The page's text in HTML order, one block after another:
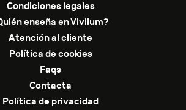
Condiciones legales
enseña en Vivlium?
Atención al cliente
Política de cookies
Faqs
Contacta
Política de privacidad